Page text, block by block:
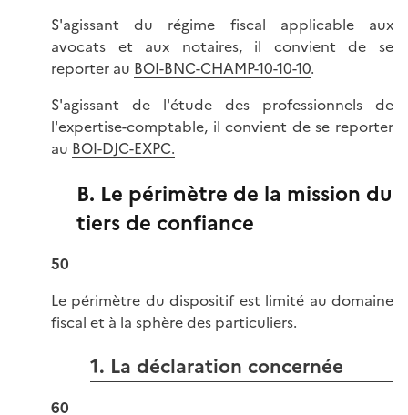
S'agissant du régime fiscal applicable aux
avocats et aux notaires, il convient de se
reporter au BOI-BNC-CHAMP-10-10-10.
S'agissant de l'étude des professionnels de
l'expertise-comptable, il convient de se reporter
au BOI-DJC-EXPC.
B. Le périmètre de la mission du
tiers de confiance
50
Le périmètre du dispositif est limité au domaine
fiscal et à la sphère des particuliers.
1. La déclaration concernée
60